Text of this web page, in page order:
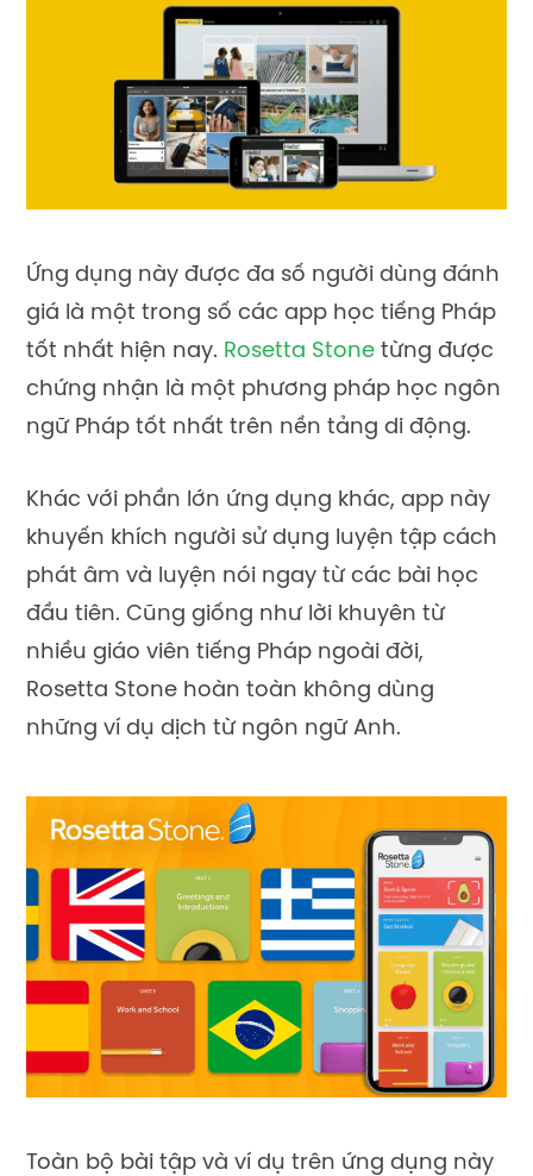
Ứng dụng này được đa số người dùng đánh
giá là một trong số các app học tiếng Pháp
tốt nhất hiện nay. Rosetta Stone từng được
chứng nhận là một phương pháp học ngôn
ngữ Pháp tốt nhất trên nền tảng di động.
Khác với phần lớn ứng dụng khác, app này
khuyến khích người sử dụng luyện tập cách
phát âm và luyện nói ngay từ các bài học
đầu tiên. Cũng giống như lời khuyên từ
nhiều giáo viên tiếng Pháp ngoài đời,
Rosetta Stone hoàn toàn không dùng
những ví dụ dịch từ ngôn ngữ Anh.
Toàn bộ bài tập và ví dụ trên ứng dụng này